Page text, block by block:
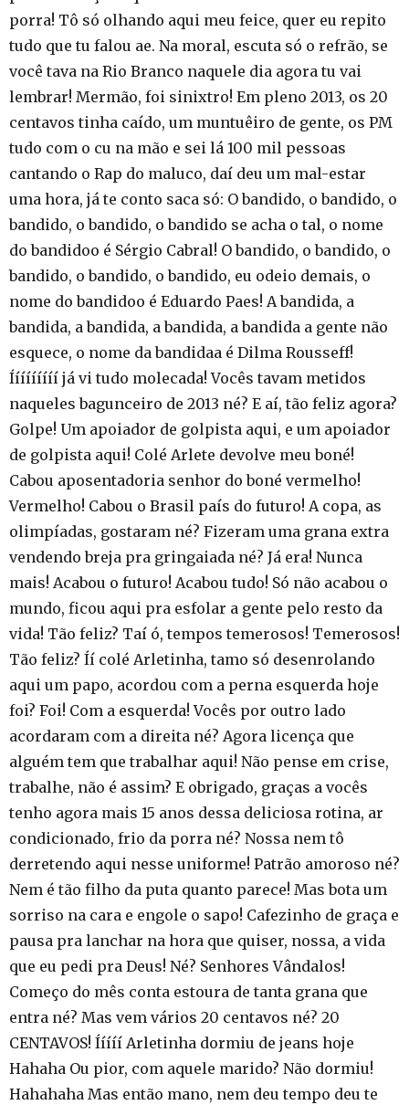
porra! Tô só olhando aqui meu feice, quer eu repito
tudo que tu falou ae. Na moral, escuta só o refrão, se
você tava na Rio Branco naquele dia agora tu vai
lembrar! Mermão, foi sinixtro! Em pleno 2013, os 20
centavos tinha caído, um muntuêiro de gente, os PM
tudo com o cu na mão e sei lá 100 mil pessoas
cantando o Rap do maluco, daí deu um mal-estar
uma hora, já te conto saca só: O bandido, o bandido, o
bandido, o bandido, o bandido se acha o tal, o nome
do bandidoo é Sérgio Cabral! O bandido, o bandido, o
bandido, o bandido, o bandido, eu odeio demais, o
nome do bandidoo é Eduardo Paes! A bandida, a
bandida, a bandida, a bandida, a bandida a gente não
esquece, o nome da bandidaa é Dilma Rousseff!
Ííííííííí já vi tudo molecada! Vocês tavam metidos
naqueles bagunceiro de 2013 né? E aí, tão feliz agora?
Golpe! Um apoiador de golpista aqui, e um apoiador
de golpista aqui! Colé Arlete devolve meu boné!
Cabou aposentadoria senhor do boné vermelho!
Vermelho! Cabou o Brasil país do futuro! A copa, as
olimpíadas, gostaram né? Fizeram uma grana extra
vendendo breja pra gringaiada né? Já era! Nunca
mais! Acabou o futuro! Acabou tudo! Só não acabou o
mundo, ficou aqui pra esfolar a gente pelo resto da
vida! Tão feliz? Taí ó, tempos temerosos! Temerosos!
Tão feliz? Íí colé Arletinha, tamo só desenrolando
aqui um papo, acordou com a perna esquerda hoje
foi? Foi! Com a esquerda! Vocês por outro lado
acordaram com a direita né? Agora licença que
alguém tem que trabalhar aqui! Não pense em crise,
trabalhe, não é assim? E obrigado, graças a vocês
tenho agora mais 15 anos dessa deliciosa rotina, ar
condicionado, frio da porra né? Nossa nem tô
derretendo aqui nesse uniforme! Patrão amoroso né?
Nem é tão filho da puta quanto parece! Mas bota um
sorriso na cara e engole o sapo! Cafezinho de graça e
pausa pra lanchar na hora que quiser, nossa, a vida
que eu pedi pra Deus! Né? Senhores Vândalos!
Começo do mês conta estoura de tanta grana que
entra né? Mas vem vários 20 centavos né? 20
CENTAVOS! Ííííí Arletinha dormiu de jeans hoje
Hahaha Ou pior, com aquele marido? Não dormiu!
Hahahaha Mas então mano, nem deu tempo deu te